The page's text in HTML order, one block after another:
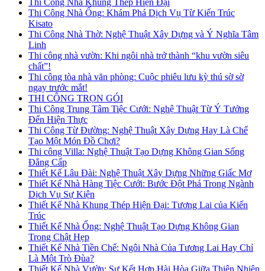
Thi Công Nhà Khung Thép Hiện Đại
Thi Công Nhà Ống: Khám Phá Dịch Vụ Từ Kiến Trúc
Kisato
Thi Công Nhà Thờ: Nghệ Thuật Xây Dựng và Ý Nghĩa Tâm
Linh
Thi công nhà vườn: Khi ngôi nhà trở thành “khu vườn siêu
chất”!
Thi công tòa nhà văn phòng: Cuộc phiêu lưu kỳ thú sờ sờ
ngay trước mắt!
THI CÔNG TRỌN GÓI
Thi Công Trung Tâm Tiệc Cưới: Nghệ Thuật Từ Ý Tưởng
Đến Hiện Thực
Thi Công Từ Đường: Nghệ Thuật Xây Dựng Hay Là Chế
Tạo Một Món Đồ Chơi?
Thi công Villa: Nghệ Thuật Tạo Dựng Không Gian Sống
Đẳng Cấp
Thiết Kế Lâu Đài: Nghệ Thuật Xây Dựng Những Giấc Mơ
Thiết Kế Nhà Hàng Tiệc Cưới: Bước Đột Phá Trong Ngành
Dịch Vụ Sự Kiện
Thiết Kế Nhà Khung Thép Hiện Đại: Tương Lai của Kiến
Trúc
Thiết Kế Nhà Ống: Nghệ Thuật Tạo Dựng Không Gian
Trong Chật Hẹp
Thiết Kế Nhà Tiền Chế: Ngôi Nhà Của Tương Lai Hay Chỉ
Là Một Trò Đùa?